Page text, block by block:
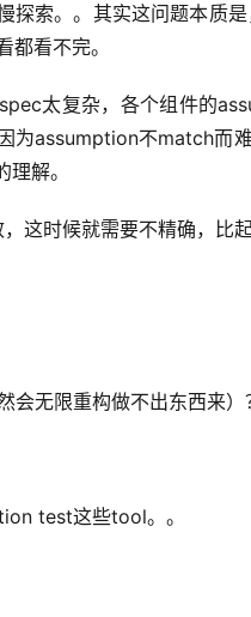
探索。。其实这问题本质
看不完。
太复杂，各个组件的
为assumption不match而
解。
这时候就需要不精确，比
无限重构做不出东西来）
test这些tool。。